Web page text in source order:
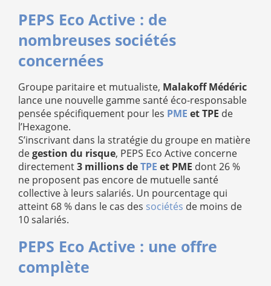
PEPS Eco Active : de
nombreuses sociétés
concernées
Groupe paritaire et mutualiste, Malakoff Médéric
lance une nouvelle gamme santé éco-responsable
pensée spécifiquement pour les PME et TPE de
l’Hexagone.
S’inscrivant dans la stratégie du groupe en matière
degestion du risque, PEPS Eco Active concerne
directement3 millions deTPE et PME dont 26 %
ne proposent pas encore de mutuelle santé
collective à leurs salariés. Un pourcentage qui
atteint 68 % dans le cas des sociétés de moins de
10 salariés.
PEPS Eco Active : une offre
complète